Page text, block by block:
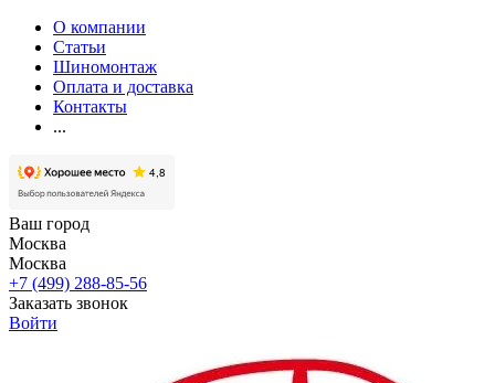
О компании
Статьи
Шиномонтаж
Оплата и доставка
Контакты
...
Ваш город
Москва
Москва
+7 (499) 288-85-56
Заказать звонок
Войти